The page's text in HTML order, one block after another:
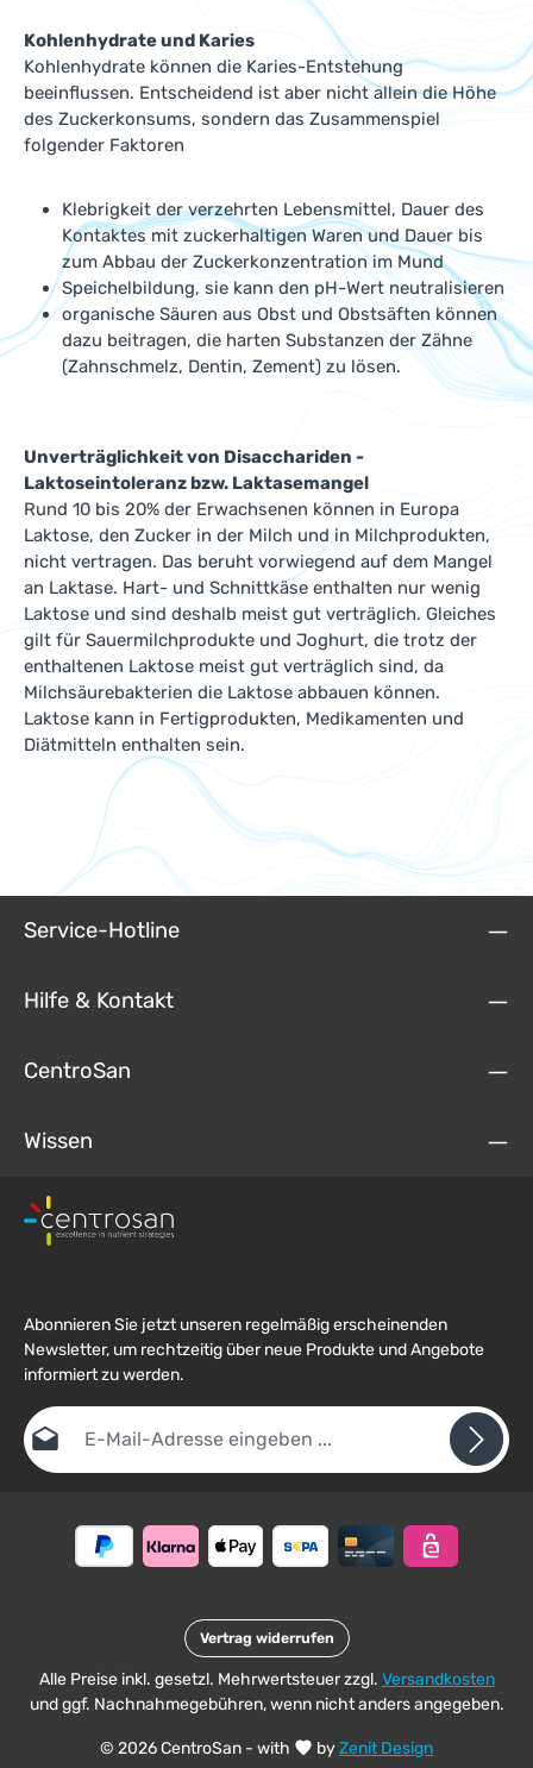
Kohlenhydrate und Karies
Kohlenhydrate können die Karies-Entstehung
beeinflussen. Entscheidend ist aber nicht allein die Höhe
des Zuckerkonsums, sondern das Zusammenspiel
folgender Faktoren
Klebrigkeit der verzehrten Lebensmittel, Dauer des
Kontaktes mit zuckerhaltigen Waren und Dauer bis
zum Abbau der Zuckerkonzentration im Mund
Speichelbildung, sie kann den pH-Wert neutralisieren
organische Säuren aus Obst und Obstsäften können
dazu beitragen, die harten Substanzen der Zähne
(Zahnschmelz, Dentin, Zement) zu lösen.
Unverträglichkeit von Disacchariden -
Laktoseintoleranz bzw. Laktasemangel
Rund 10 bis 20% der Erwachsenen können in Europa
Laktose, den Zucker in der Milch und in Milchprodukten,
nicht vertragen. Das beruht vorwiegend auf dem Mangel
an Laktase. Hart- und Schnittkäse enthalten nur wenig
Laktose und sind deshalb meist gut verträglich. Gleiches
gilt für Sauermilchprodukte und Joghurt, die trotz der
enthaltenen Laktose meist gut verträglich sind, da
Milchsäurebakterien die Laktose abbauen können.
Laktose kann in Fertigprodukten, Medikamenten und
Diätmitteln enthalten sein.
Service-Hotline
Hilfe & Kontakt
CentroSan
Wissen
Abonnieren Sie jetzt unseren regelmäßig erscheinenden
Newsletter, um rechtzeitig über neue Produkte und Angebote
informiert zu werden.
E-Mail-Adresse*
Ich habe die Datenschutzbestimmungen zur Kenntnis
genommen und dieAGBgelesen und bin mit ihnen
Um weiterzugehen, geben Sie die oben abgebildeten Zeichen ein
Pflichtfelder.
Vertrag widerrufen
© 2026 CentroSan - with byZenit Design
Alle Preise inkl. gesetzl. Mehrwertsteuer zzgl. Versandkosten
und ggf. Nachnahmegebühren, wenn nicht anders angegeben.